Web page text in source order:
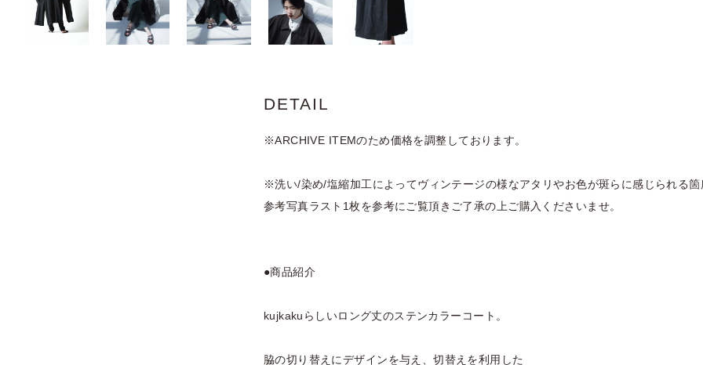
DETAIL
※ARCHIVE ITEMのため価格を調整しております。
※洗い/染め/塩縮加工によってヴィンテージの様なアタリやお色が斑らに感じられる箇
参考写真ラスト1枚を参考にご覧頂きご了承の上ご購入くださいませ。
●商品紹介
kujkakuらしいロング丈のステンカラーコート。
脇の切り替えにデザインを与え、切替えを利用した